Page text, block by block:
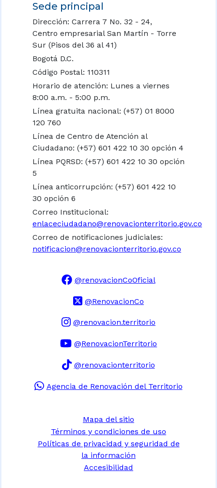
Sede principal
Dirección: Carrera 7 No. 32 - 24,
Centro empresarial San Martín - Torre
Sur (Pisos del 36 al 41)
Bogotá D.C.
Código Postal: 110311
Horario de atención: Lunes a viernes
8:00 a.m. - 5:00 p.m.
Línea gratuita nacional: (+57) 01 8000
120 760
Línea de Centro de Atención al
Ciudadano: (+57) 601 422 10 30 opción 4
Línea PQRSD: (+57) 601 422 10 30 opción
5
Línea anticorrupción: (+57) 601 422 10
30 opción 6
Correo Institucional:
enlaceciudadano@renovacionterritorio.gov.co
Correo de notificaciones judiciales:
notificacion@renovacionterritorio.gov.co
@renovacionCoOficial
@RenovacionCo
@renovacion.territorio
@RenovacionTerritorio
@renovacionterritorio
Agencia de Renovación del Territorio
Mapa del sitio
Términos y condiciones de uso
Políticas de privacidad y seguridad de
la información
Accesibilidad